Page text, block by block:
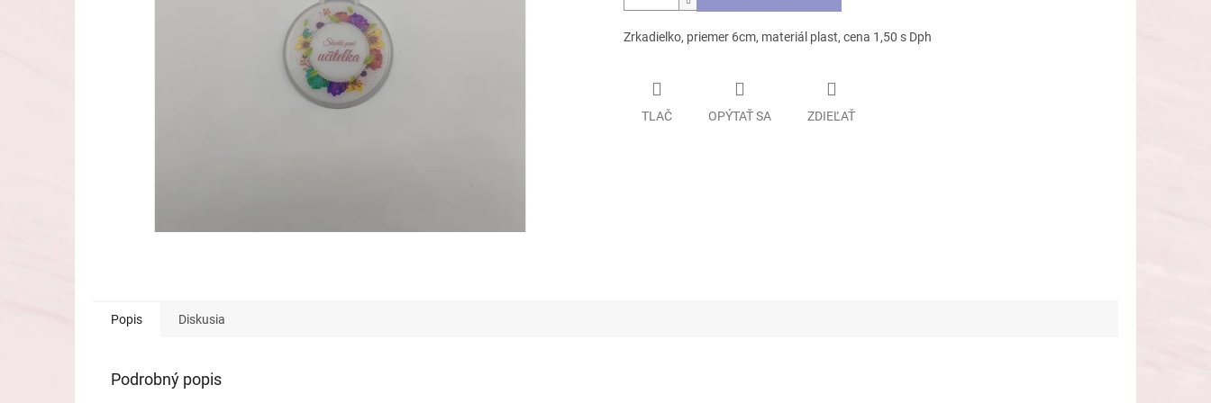
Zrkadielko, priemer 6cm, materiál plast, cena 1,50 s Dph
TLAČ OPÝTAŤ SA ZDIEĽAŤ
Popis Diskusia
Podrobný popis